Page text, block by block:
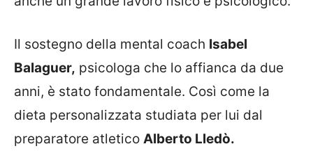
Il sostegno della mental coach Isabel
Balaguer, psicologa che lo affianca da due
anni, è stato fondamentale. Così come la
dieta personalizzata studiata per lui dal
preparatore atletico Alberto Lledò.